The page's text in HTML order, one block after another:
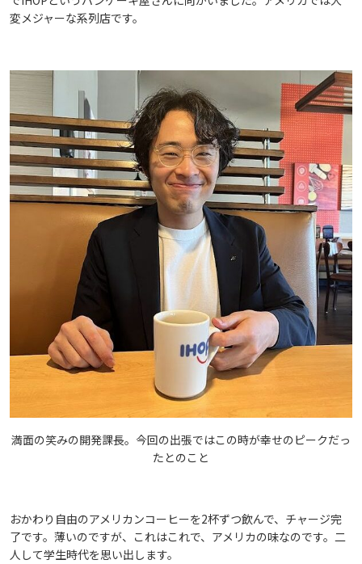
変メジャーな系列店です。
満面の笑みの開発課長。今回の出張ではこの時が幸せのピークだっ
たとのこと
おかわり自由のアメリカンコーヒーを2杯ずつ飲んで、チャージ完
了です。薄いのですが、これはこれで、アメリカの味なのです。二
人して学生時代を思い出します。